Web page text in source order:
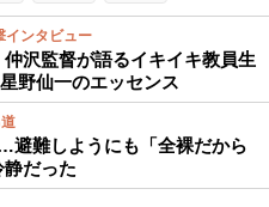
インタビュー
沢監督が語るイキイキ教員生
野仙一のエッセンス
避難しようにも「全裸だから
だった